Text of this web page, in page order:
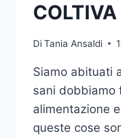
DiTania Ansaldi
Siamo abituati
sani dobbiamo
alimentazione
queste cose